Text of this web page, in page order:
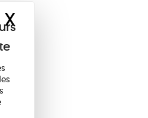
XMasquer le